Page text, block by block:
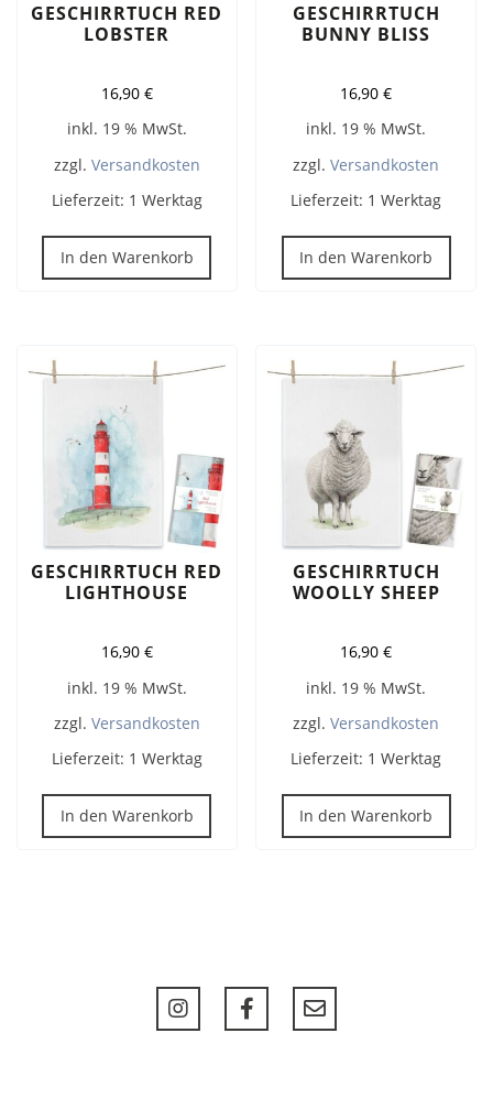
GESCHIRRTUCH RED
LOBSTER
16,90 €
inkl. 19 % MwSt.
zzgl. Versandkosten
Lieferzeit: 1 Werktag
In den Warenkorb
GESCHIRRTUCH
BUNNY BLISS
16,90€
inkl. 19 % MwSt.
zzgl.Versandkosten
Lieferzeit: 1 Werktag
In den Warenkorb
GESCHIRRTUCH RED
LIGHTHOUSE
16,90 €
inkl. 19 % MwSt.
zzgl. Versandkosten
Lieferzeit: 1 Werktag
In den Warenkorb
GESCHIRRTUCH
WOOLLY SHEEP
16,90€
inkl. 19 % MwSt.
zzgl.Versandkosten
Lieferzeit: 1 Werktag
In den Warenkorb